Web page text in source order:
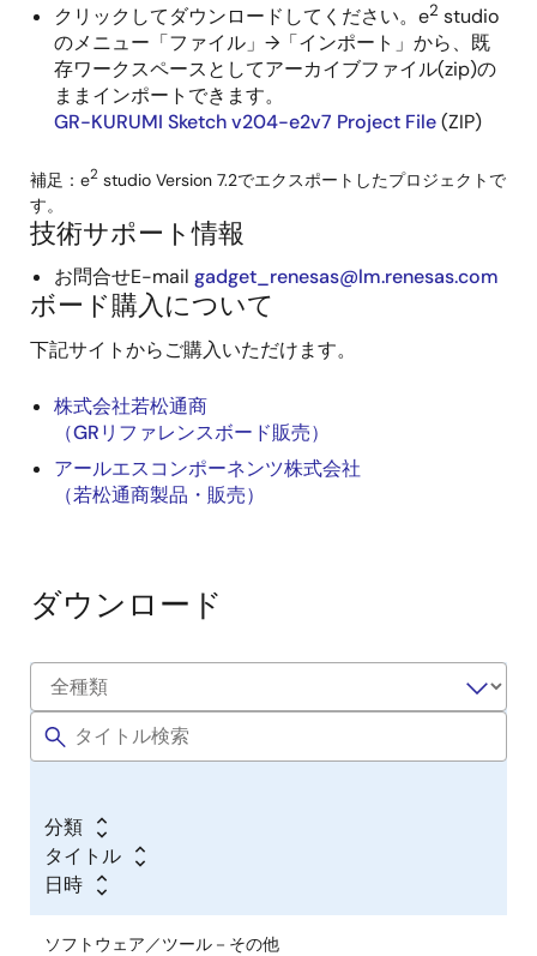
クリックしてダウンロードしてください。e2 studio
のメニュー「ファイル」→「インポート」から、既
存ワークスペースとしてアーカイブファイル(zip)の
ままインポートできます。
GR-KURUMI Sketch v204-e2v7 Project File(ZIP)
補足：e2 studio Version 7.2でエクスポートしたプロジェクトで
す。
技術サポート情報
お問合せE-mail gadget_renesas@lm.renesas.com
ボード購入について
下記サイトからご購入いただけます。
株式会社若松通商
（GRリファレンスボード販売）
アールエスコンポーネンツ株式会社
（若松通商製品・販売）
ダウンロード
分類
タイトル
日時
ソフトウェア／ツール－その他